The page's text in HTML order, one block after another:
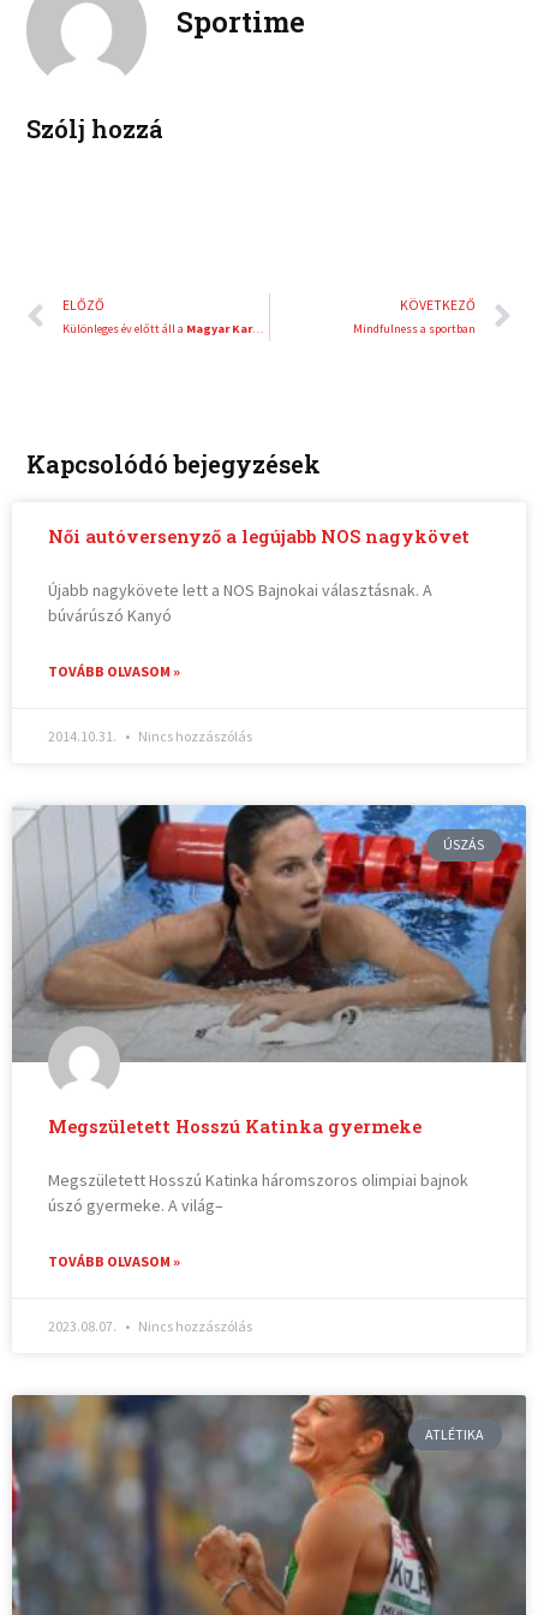
n
r
Sportime
Szólj hozzá
Előző
ELŐZŐ
Különleges év előtt áll a Magyar Karate Szakszövetség
KÖVETKEZŐ
Mindfulness a sportban
Kapcsolódó bejegyzések
Női autóversenyző a legújabb NOS nagykövet
Újabb nagykövete lett a NOS Bajnokai választásnak. A
búvárúszó Kanyó
TOVÁBB OLVASOM »
2014.10.31. Nincs hozzászólás
ÚSZÁS
Megszületett Hosszú Katinka gyermeke
Megszületett Hosszú Katinka háromszoros olimpiai bajnok
úszó gyermeke. A világ–
TOVÁBB OLVASOM »
2023.08.07. Nincs hozzászólás
ATLÉTIKA